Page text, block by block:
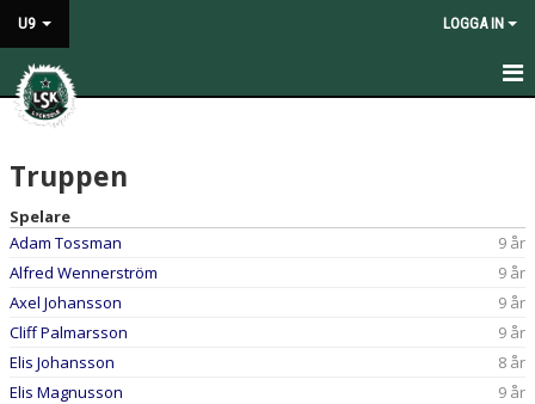
U9 LOGGA IN
HEM
NYHETER
KALENDER
MATCHER
TRUPPEN
BILDGALLERI
Truppen
Spelare
Adam Tossman
9 år
Alfred Wennerström
9 år
Axel Johansson
9 år
Cliff Palmarsson
9 år
Elis Johansson
8 år
Elis Magnusson
9 år